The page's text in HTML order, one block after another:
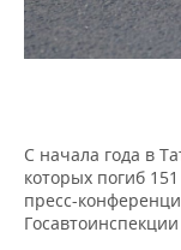
ОПК
УСЛУГИ
МЕДИА
ВЫЕЗДНАЯ
ONLINE-
ОТКРЫТАЯ
НОВОСТИ
ХОККЕЙ
БАСКЕТБОЛ
ОБЩЕСТВО
ВЛАСТЬ
СЮЖЕТЫ
СПРАВОЧНИК
С начала года в
которых погиб
пресс-